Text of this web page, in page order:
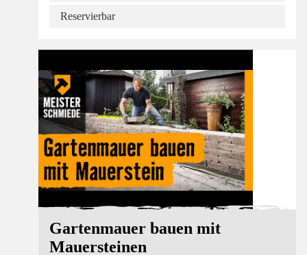
Reservierbar
Gartenmauer bauen mit
Mauersteinen